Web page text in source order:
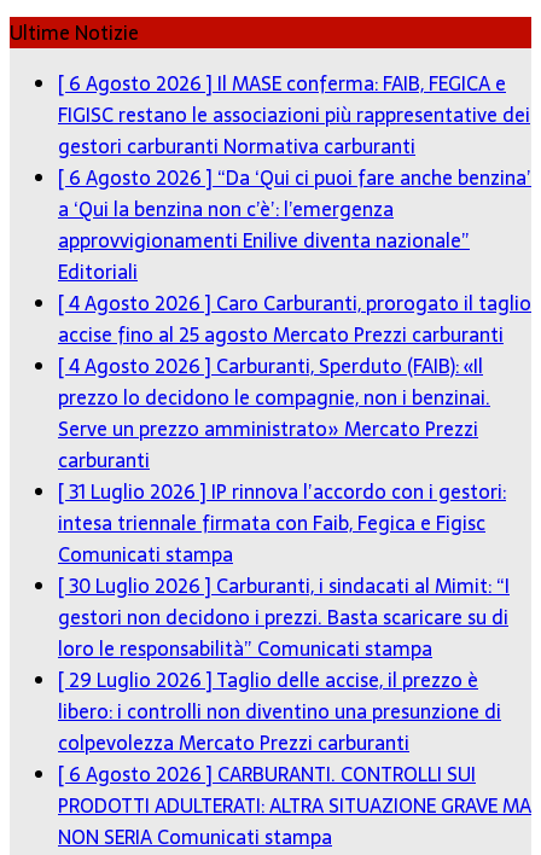
Ultime Notizie
[ 6 Agosto 2026 ]Il MASE conferma: FAIB, FEGICA e
FIGISC restano le associazioni più rappresentative dei
gestori carburantiNormativa carburanti
[ 6 Agosto 2026 ]“Da ‘Qui ci puoi fare anche benzina’
a ‘Qui la benzina non c’è’: l’emergenza
approvvigionamenti Enilive diventa nazionale”
Editoriali
[ 4 Agosto 2026 ]Caro Carburanti, prorogato il taglio
accise fino al 25 agostoMercato Prezzi carburanti
[ 4 Agosto 2026 ]Carburanti, Sperduto (FAIB): «Il
prezzo lo decidono le compagnie, non i benzinai.
Serve un prezzo amministrato»Mercato Prezzi
carburanti
[ 31 Luglio 2026 ]IP rinnova l’accordo con i gestori:
intesa triennale firmata con Faib, Fegica e Figisc
Comunicati stampa
[ 30 Luglio 2026 ]Carburanti, i sindacati al Mimit: “I
gestori non decidono i prezzi. Basta scaricare su di
loro le responsabilità”Comunicati stampa
[ 29 Luglio 2026 ]Taglio delle accise, il prezzo è
libero: i controlli non diventino una presunzione di
colpevolezzaMercato Prezzi carburanti
[ 6 Agosto 2026 ]CARBURANTI. CONTROLLI SUI
PRODOTTI ADULTERATI: ALTRA SITUAZIONE GRAVE MA
NON SERIAComunicati stampa